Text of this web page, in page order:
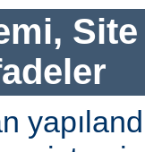
Site